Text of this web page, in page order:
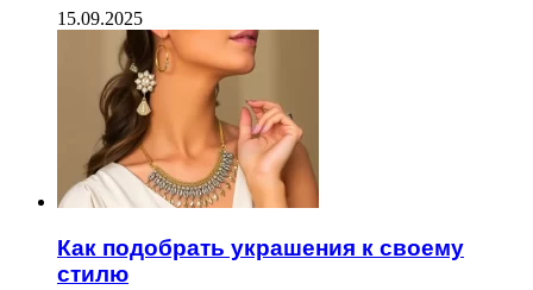
15.09.2025
Как подобрать украшения к своему
стилю